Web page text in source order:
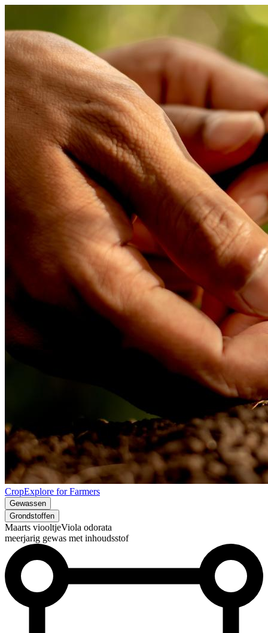
CropExplore for Farmers
Gewassen
Grondstoffen
Maarts viooltjeViola odorata
meerjarig gewas met inhoudsstof